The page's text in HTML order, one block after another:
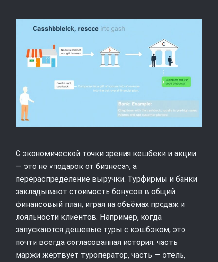
С экономической точки зрения кешбеки и акции
— это не «подарок от бизнеса», а
перераспределение выручки. Турфирмы и банки
закладывают стоимость бонусов в общий
финансовый план, играя на объёмах продаж и
лояльности клиентов. Например, когда
запускаются дешевые туры с кэшбэком, это
почти всегда согласованная история: часть
маржи жертвует туроператор, часть — отель,